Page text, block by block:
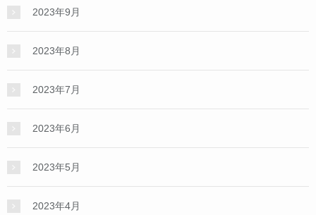
2023年9月
2023年8月
2023年7月
2023年6月
2023年5月
2023年4月